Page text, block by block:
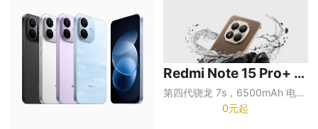
Redmi Note 15 Pro+ 5G
第四代骁龙 7s，6500mAh 电池，100W 快充
0元起